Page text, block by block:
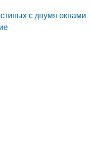
с двумя окнами